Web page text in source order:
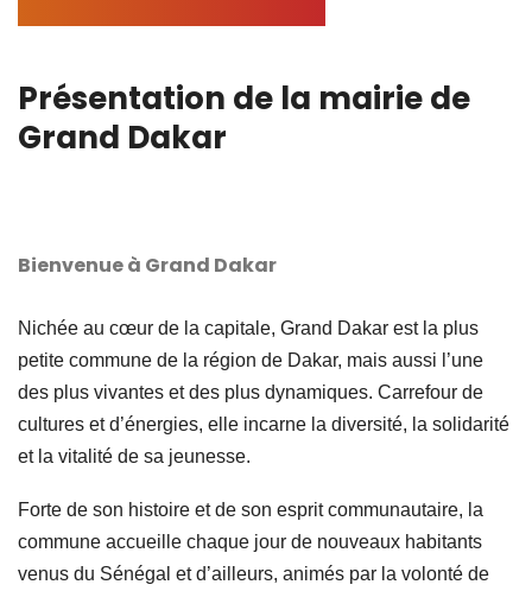
Présentation de la mairie de
Grand Dakar
Bienvenue à Grand Dakar
Nichée au cœur de la capitale, Grand Dakar est la plus
petite commune de la région de Dakar, mais aussi l’une
des plus vivantes et des plus dynamiques. Carrefour de
cultures et d’énergies, elle incarne la diversité, la solidarité
et la vitalité de sa jeunesse.
Forte de son histoire et de son esprit communautaire, la
commune accueille chaque jour de nouveaux habitants
venus du Sénégal et d’ailleurs, animés par la volonté de